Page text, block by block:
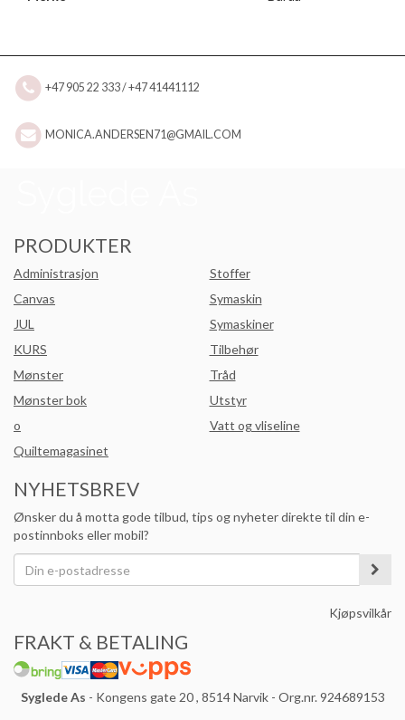
+47 905 22 333 / +47 41441112
MONICA.ANDERSEN71@GMAIL.COM
PRODUKTER
Administrasjon
Canvas
JUL
KURS
Mønster
Mønster bok
o
Quiltemagasinet
Stoffer
Symaskin
Symaskiner
Tilbehør
Tråd
Utstyr
Vatt og vliseline
NYHETSBREV
Ønsker du å motta gode tilbud, tips og nyheter direkte til din e-
postinnboks eller mobil?
Kjøpsvilkår
FRAKT & BETALING
Syglede As - Kongens gate 20 , 8514 Narvik - Org.nr. 924689153